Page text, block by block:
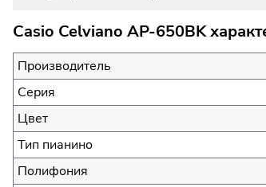
Casio Celviano AP-650BK
Производитель
Серия
Цвет
Тип пианино
Полифония